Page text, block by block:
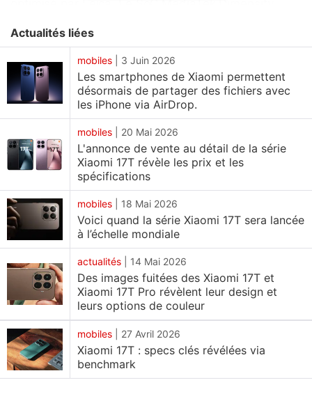
intègre la puce Dimensity 9500. Les modèles Xiaomi
17T arborent des écrans AMOLED 1,5K et
fonctionnent sous HyperOS 3, basé sur Android 16.
Xiaomi 17T, Xiaomi 17T Pro : Prix et disponibilité
Le prix du Xiaomi 17T débute à 749 € (environ 83
500 Rs) pour la version de base, dotée de 12 Go de
RAM et de 256 Go de stockage interne. La variante
de l'appareil offrant 512 Go de stockage est
proposée au prix de 799 € (environ 89 000 Rs). Il
est disponible en quatre coloris : Noir, Bleu, Blanc
Opale et Violet.
De son côté, le prix du Xiaomi 17T Pro est fixé à 899
€ (environ 102 000 Rs) pour la configuration 12 Go
de RAM + 512 Go de stockage. Ses variantes avec
512 Go et 1 To de stockage sont respectivement
tarifées à 999 € (environ 111 400 Rs) et 1 099 €
(environ 122 500 Rs). L'appareil est proposé dans
Actualités liées
mobiles 3 Juin 2026
Les smartphones de Xiaomi permettent
désormais de partager des fichiers avec
les iPhone via AirDrop.
mobiles 20 Mai 2026
L'annonce de vente au détail de la série
Xiaomi 17T révèle les prix et les
spécifications
mobiles 18 Mai 2026
Voici quand la série Xiaomi 17T sera lancée
à l’échelle mondiale
actualités 14 Mai 2026
Des images fuitées des Xiaomi 17T et
Xiaomi 17T Pro révèlent leur design et
leurs options de couleur
mobiles 27 Avril 2026
Xiaomi 17T : specs clés révélées via
benchmark